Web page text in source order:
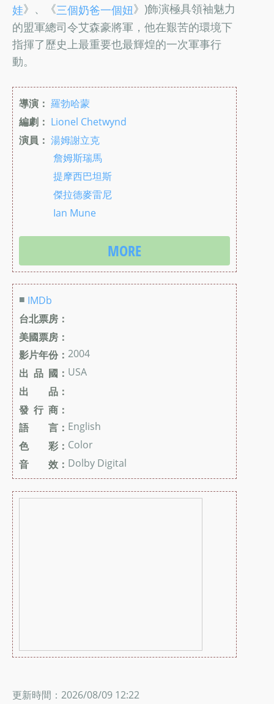
娃》、《三個奶爸一個妞》)飾演極具領袖魅力
的盟軍總司令艾森豪將軍，他在艱苦的環境下
指揮了歷史上最重要也最輝煌的一次軍事行
動。
導演： 羅勃哈蒙
編劇： Lionel Chetwynd
演員： 湯姆謝立克
詹姆斯瑞馬
提摩西巴坦斯
傑拉德麥雷尼
Ian Mune
MORE
■ IMDb
台北票房：
美國票房：
影片年份： 2004
出 品 國： USA
出 品：
發 行 商：
語 言： English
色 彩： Color
音 效： Dolby Digital
更新時間：2026/08/09 12:22